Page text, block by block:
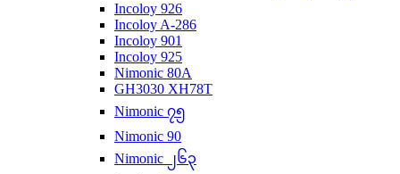
Incoloy 926
Incoloy A-286
Incoloy 901
Incoloy 925
Nimonic 80A
GH3030 XH78T
Nimonic ၇၅
Nimonic 90
Nimonic ၂၆၃